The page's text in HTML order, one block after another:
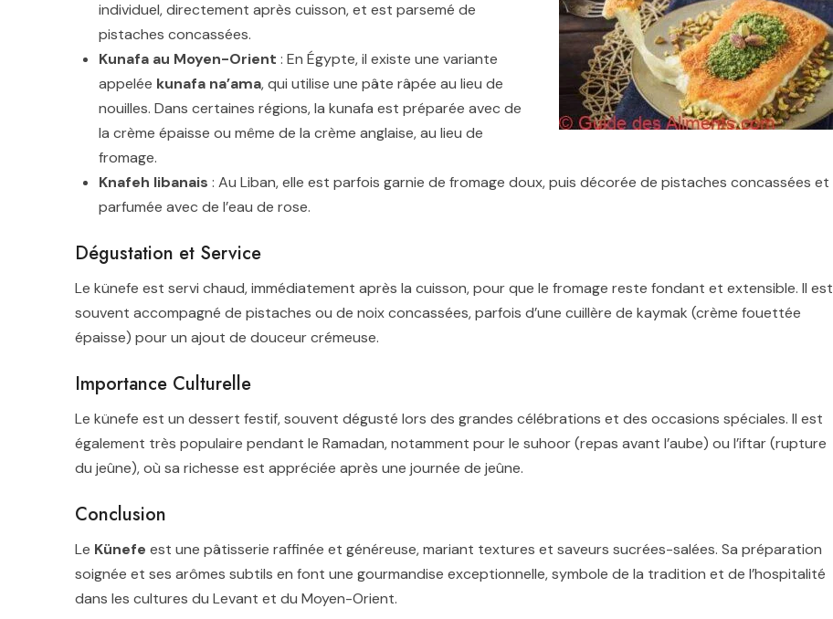
individuel, directement après cuisson, et est parsemé de
pistaches concassées.
Kunafa au Moyen-Orient : En Égypte, il existe une variante
appelée kunafa na’ama, qui utilise une pâte râpée au lieu de
nouilles. Dans certaines régions, la kunafa est préparée avec de
la crème épaisse ou même de la crème anglaise, au lieu de
fromage.
Knafeh libanais : Au Liban, elle est parfois garnie de fromage doux, puis décorée de pistaches concassées et
parfumée avec de l’eau de rose.
Dégustation et Service
Le künefe est servi chaud, immédiatement après la cuisson, pour que le fromage reste fondant et extensible. Il est
souvent accompagné de pistaches ou de noix concassées, parfois d’une cuillère de kaymak (crème fouettée
épaisse) pour un ajout de douceur crémeuse.
Importance Culturelle
Le künefe est un dessert festif, souvent dégusté lors des grandes célébrations et des occasions spéciales. Il est
également très populaire pendant le Ramadan, notamment pour le suhoor (repas avant l’aube) ou l’iftar (rupture
du jeûne), où sa richesse est appréciée après une journée de jeûne.
Conclusion
Le Künefe est une pâtisserie raffinée et généreuse, mariant textures et saveurs sucrées-salées. Sa préparation
soignée et ses arômes subtils en font une gourmandise exceptionnelle, symbole de la tradition et de l’hospitalité
dans les cultures du Levant et du Moyen-Orient.